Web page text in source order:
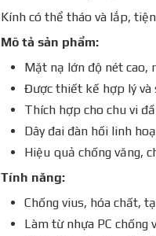
Kính có thể tháo và lắp,
Mô tả sản phẩm:
Mặt nạ lớn độ nét cao,
Được thiết kế hợp lý và
Thích hợp cho chu vi
Dây đai đàn hồi linh
Hiệu quả chống văng,
Tính năng:
Chống vius, hóa chất,
Làm từ nhựa PC chống